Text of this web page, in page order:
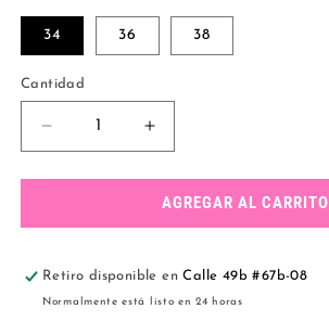
34 36 38
Cantidad
Reducir
cantidad
para
3
VARILLA
Aumentar
cantidad
para
KIT
3
VARILLA
AGREGAR AL CARRITO
Retiro disponible enCalle 49b #67b-08
Normalmente está listo en 24 horas